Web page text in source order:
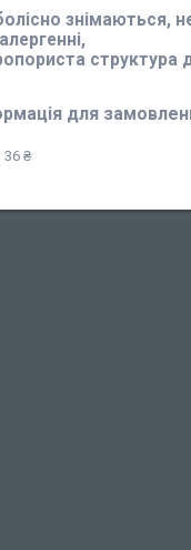
знімаються,
структура
для
36 ₴